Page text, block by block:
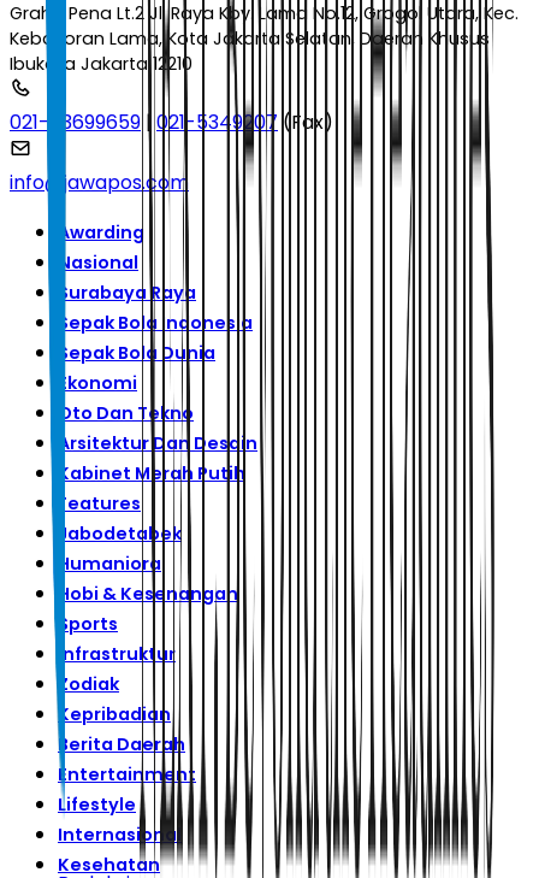
Graha Pena Lt.2 Jl. Raya Kby. Lama No.12, Grogol Utara, Kec.
Kebayoran Lama, Kota Jakarta Selatan, Daerah Khusus
Ibukota Jakarta 12210
021-53699659 | 021-5349207 (Fax)
info@jawapos.com
Awarding
Nasional
Surabaya Raya
Sepak Bola Indonesia
Sepak Bola Dunia
Ekonomi
Oto Dan Tekno
Arsitektur Dan Desain
Kabinet Merah Putih
Features
Jabodetabek
Humaniora
Hobi & Kesenangan
Sports
Infrastruktur
Zodiak
Kepribadian
Berita Daerah
Entertainment
Lifestyle
Internasional
Kesehatan